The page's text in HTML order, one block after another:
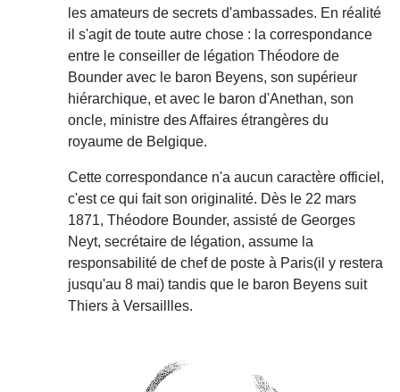
les amateurs de secrets d'ambassades. En réalité
il s'agit de toute autre chose : la correspondance
entre le conseiller de légation Théodore de
Bounder avec le baron Beyens, son supérieur
hiérarchique, et avec le baron d'Anethan, son
oncle, ministre des Affaires étrangères du
royaume de Belgique.
Cette correspondance n'a aucun caractère officiel,
c'est ce qui fait son originalité. Dès le 22 mars
1871, Théodore Bounder, assisté de Georges
Neyt, secrétaire de légation, assume la
responsabilité de chef de poste à Paris(il y restera
jusqu'au 8 mai) tandis que le baron Beyens suit
Thiers à Versaillles.